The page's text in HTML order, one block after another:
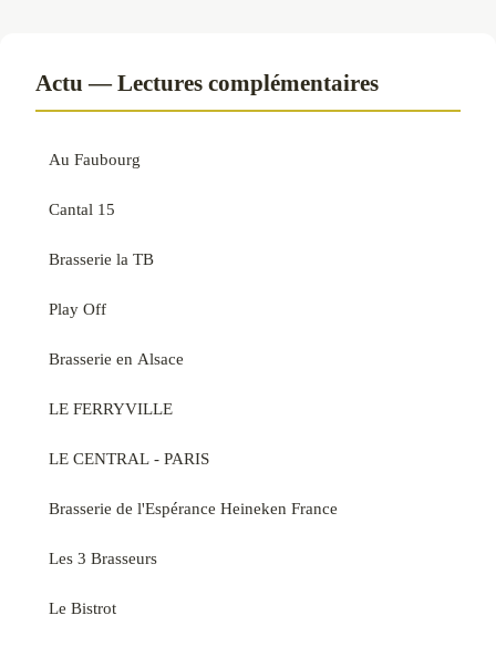
Actu — Lectures complémentaires
Au Faubourg
Cantal 15
Brasserie la TB
Play Off
Brasserie en Alsace
LE FERRYVILLE
LE CENTRAL - PARIS
Brasserie de l'Espérance Heineken France
Les 3 Brasseurs
Le Bistrot